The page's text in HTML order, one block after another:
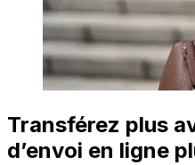
Transférez plus
d’envoi en ligne